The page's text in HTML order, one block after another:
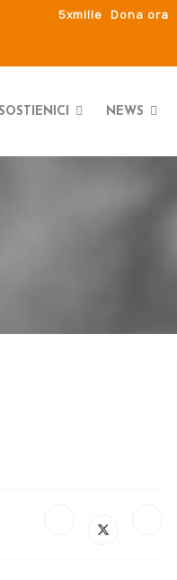
5xmille Dona ora
NEWS